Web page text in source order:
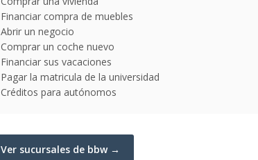
Financiar compra de muebles
Abrir un negocio
Comprar un coche nuevo
Financiar sus vacaciones
Pagar la matricula de la universidad
Créditos para autónomos
Ver sucursales de bbw →